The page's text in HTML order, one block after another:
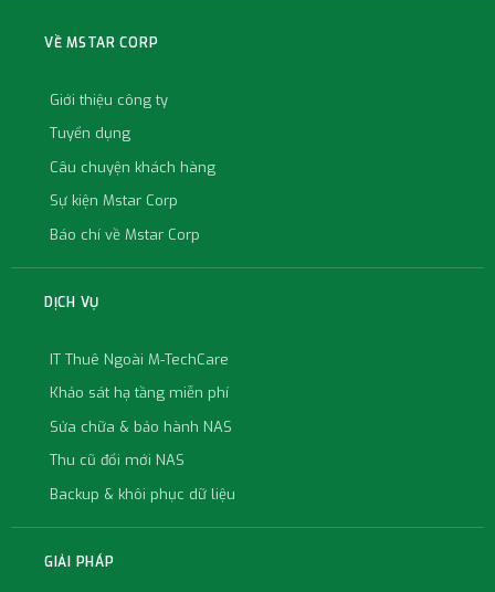
VỀ MSTAR CORP
Giới thiệu công ty
Tuyển dụng
Câu chuyện khách hàng
Sự kiện Mstar Corp
Báo chí về Mstar Corp
DỊCH VỤ
IT Thuê Ngoài M-TechCare
Khảo sát hạ tầng miễn phí
Sửa chữa & bảo hành NAS
Thu cũ đổi mới NAS
Backup & khôi phục dữ liệu
GIẢI PHÁP